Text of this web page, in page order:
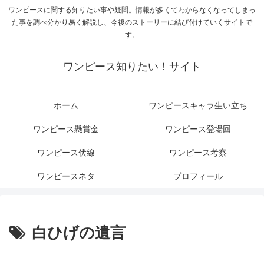
ワンピースに関する知りたい事や疑問。情報が多くてわからなくなってしまっ
た事を調べ分かり易く解説し、今後のストーリーに結び付けていくサイトで
す。
ワンピース知りたい！サイト
ホーム ワンピースキャラ生い立ち
ワンピース懸賞金 ワンピース登場回
ワンピース伏線 ワンピース考察
ワンピースネタ プロフィール
白ひげの遺言